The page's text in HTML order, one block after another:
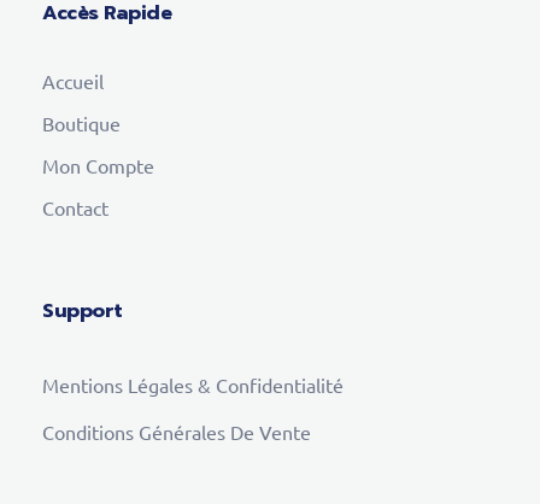
Accès Rapide
Accueil
Boutique
Mon Compte
Contact
Support
Mentions Légales & Confidentialité
Conditions Générales De Vente